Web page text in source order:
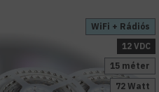
WiFi + Rádiós
12 VDC
15 méter
72 Watt